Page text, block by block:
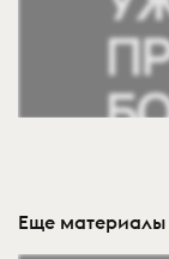
Еще материалы